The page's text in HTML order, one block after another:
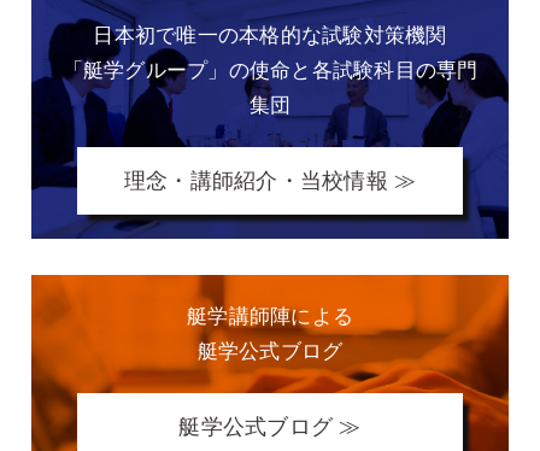
日本初で唯一の本格的な試験対策機関
「艇学グループ」の使命と各試験科目の専門
集団
理念・講師紹介・当校情報 ≫
艇学講師陣による
艇学公式ブログ
艇学公式ブログ ≫